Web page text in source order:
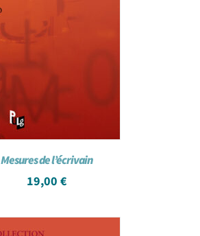
Mesures de l’écrivain
19,00 €